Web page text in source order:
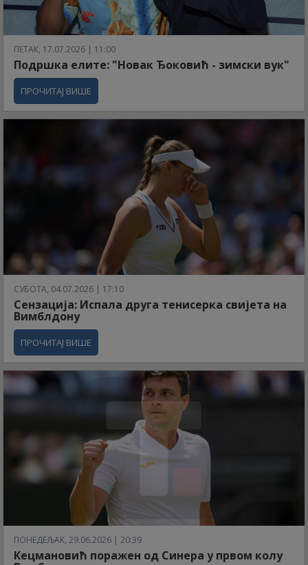
ПЕТАК, 17.07.2026 | 11:00
Подршка елите: "Новак Ђоковић - зимски вук"
ПРОЧИТАЈ ВИШЕ
СУБОТА, 04.07.2026 | 17:10
Сензација: Испала друга тенисерка свијета на
Вимблдону
ПРОЧИТАЈ ВИШЕ
ПОНЕДЕЉАК, 29.06.2026 | 20:39
Кецмановић поражен од Синера у првом колу